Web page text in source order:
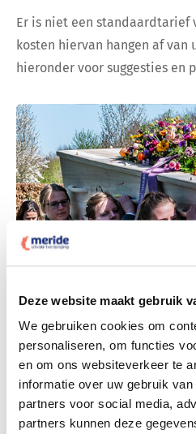
Deze website maakt gebruik
We gebruiken cookies om
personaliseren, om functies
en om ons websiteverkeer te
informatie over uw gebruik
partners voor social media,
partners kunnen deze
Er is niet een standaardtarief
kosten hiervan hangen af van
hieronder voor suggesties en
Bekijk tarieven voor begrafenis
Bekijk tarieven voor crematie